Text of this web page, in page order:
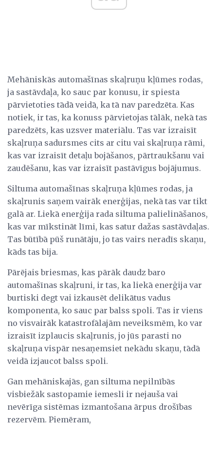
Mehāniskās automašīnas skaļruņu kļūmes rodas,
ja sastāvdaļa, ko sauc par konusu, ir spiesta
pārvietoties tādā veidā, ka tā nav paredzēta. Kas
notiek, ir tas, ka konuss pārvietojas tālāk, nekā tas
paredzēts, kas uzsver materiālu. Tas var izraisīt
skaļruņa sadursmes cits ar citu vai skaļruņa rāmi,
kas var izraisīt detaļu bojāšanos, pārtraukšanu vai
zaudēšanu, kas var izraisīt pastāvīgus bojājumus.
Siltuma automašīnas skaļruņa kļūmes rodas, ja
skaļrunis saņem vairāk enerģijas, nekā tas var tikt
galā ar. Liekā enerģija rada siltuma palielināšanos,
kas var mīkstināt līmi, kas satur dažas sastāvdaļas.
Tas būtībā pūš runātāju, jo tas vairs neradīs skaņu,
kāds tas bija.
Pārējais briesmas, kas pārāk daudz baro
automašīnas skaļruni, ir tas, ka liekā enerģija var
burtiski degt vai izkausēt delikātus vadus
komponenta, ko sauc par balss spoli. Tas ir viens
no visvairāk katastrofālajām neveiksmēm, ko var
izraisīt izplaucis skaļrunis, jo jūs parasti no
skaļruņa vispār nesaņemsiet nekādu skaņu, tādā
veidā izjaucot balss spoli.
Gan mehāniskajās, gan siltuma nepilnībās
visbiežāk sastopamie iemesli ir nejauša vai
nevērīga sistēmas izmantošana ārpus drošības
rezervēm. Piemēram,